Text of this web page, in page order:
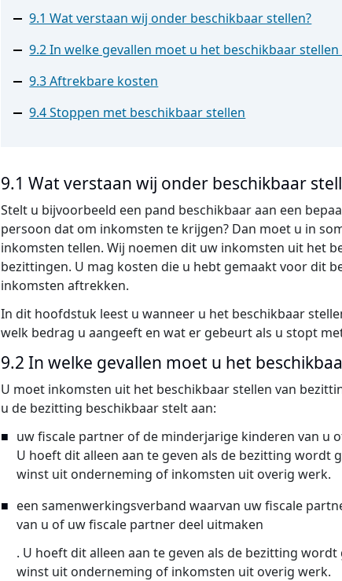
9.1 Wat verstaan wij onder beschikbaar stellen?
9.2 In welke gevallen moet u het beschikbaar stellen
9.3 Aftrekbare kosten
9.4 Stoppen met beschikbaar stellen
9.1 Wat verstaan wij onder beschikbaar
Stelt u bijvoorbeeld een pand beschikbaar aan een
persoon dat om inkomsten te krijgen? Dan moet u in
inkomsten tellen. Wij noemen dit uw inkomsten uit het
bezittingen. U mag kosten die u hebt gemaakt voor dit
inkomsten aftrekken.
In dit hoofdstuk leest u wanneer u het beschikbaar
welk bedrag u aangeeft en wat er gebeurt als u stopt
9.2 In welke gevallen moet u het
U moet inkomsten uit het beschikbaar stellen van
u de bezitting beschikbaar stelt aan:
uw fiscale partner of de minderjarige kinderen van u
U hoeft dit alleen aan te geven als de bezitting wordt
winst uit onderneming of inkomsten uit overig werk.
een samenwerkingsverband waarvan uw fiscale
van u of uw fiscale partner deel uitmaken
. U hoeft dit alleen aan te geven als de bezitting
winst uit onderneming of inkomsten uit overig werk.